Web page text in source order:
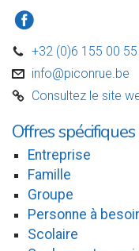
a
D +32 (0)6 155 00 55
v info@piconrue.be
C Consultez le site
Offres spécifiques
Entreprise
Famille
Groupe
Personne à
Scolaire